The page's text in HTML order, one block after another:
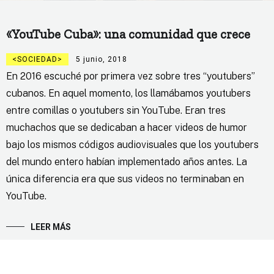
«YouTube Cuba»: una comunidad que crece
SOCIEDAD 5 junio, 2018
En 2016 escuché por primera vez sobre tres “youtubers”
cubanos. En aquel momento, los llamábamos youtubers
entre comillas o youtubers sin YouTube. Eran tres
muchachos que se dedicaban a hacer videos de humor
bajo los mismos códigos audiovisuales que los youtubers
del mundo entero habían implementado años antes. La
única diferencia era que sus videos no terminaban en
YouTube.
LEER MÁS